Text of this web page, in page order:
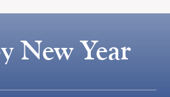
New Year